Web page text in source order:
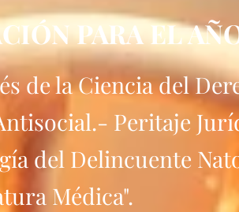
PARA EL
de la Ciencia del
Peritaje
del Delincuente
Médica".